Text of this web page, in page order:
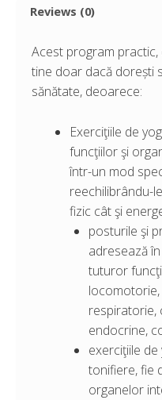
Reviews (0)
Acest program
tine doar dacă dorești
sănătate, deoarece:
Exerciţiile de
funcţiilor şi
într-un mod
reechilibrându-
fizic cât şi
posturile şi
adresează
tuturor
locomotorie,
respiratorie,
endocrine,
exerciţiile
tonifiere, fie
organelor